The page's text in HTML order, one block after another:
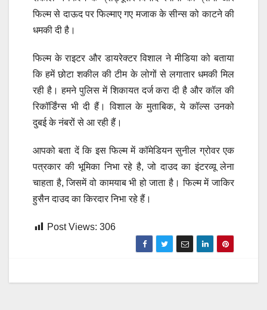
फिल्म से दाऊद पर फिल्माए गए मजाक के सीन्स को काटने की
धमकी दी है।
फिल्म के राइटर और डायरेक्टर विशाल ने मीडिया को बताया
कि हमें छोटा शकील की टीम के लोगों से लगातार धमकी मिल
रही है। हमने पुलिस में शिकायत दर्ज करा दी है और कॉल की
रिकॉर्ड‍िंग्स भी दी हैं। विशाल के मुताबिक, ये कॉल्स उनको
दुबई के नंबरों से आ रही हैं।
आपको बता दें कि इस फिल्म में कॉमेडियन सुनील ग्रोवर एक
पत्रकार की भूमिका निभा रहे है, जो दाउद का इंटरव्यू लेना
चाहता है, जिसमें वो कामयाब भी हो जाता है। फिल्म में जाकिर
हुसैन दाउद का किरदार निभा रहे हैं।
Post Views: 306